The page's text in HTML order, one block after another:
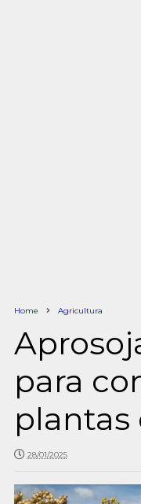
Home Agricultura
para
plantas
28/01/2025